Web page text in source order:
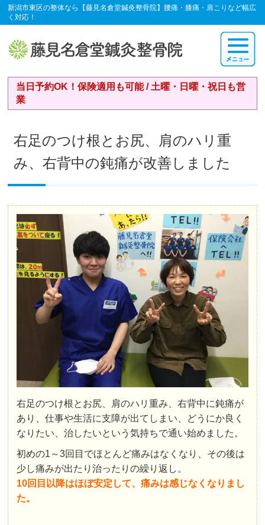
新潟市東区の整体なら【藤見名倉堂鍼灸整骨院】腰痛・膝痛・肩こりなど幅広
く対応！
当日予約OK！保険適用も可能 / 土曜・日曜・祝日も営
業
右足のつけ根とお尻、肩のハリ重
み、右背中の鈍痛が改善しました
右足のつけ根とお尻、肩のハリ重み、右背中に鈍痛が
あり、仕事や生活に支障が出てしまい、どうにか良く
なりたい、治したいという気持ちで通い始めました。
初めの1～3回目でほとんど痛みはなくなり、その後は
少し痛みが出たり治ったりの繰り返し。
10回目以降はほぼ安定して、痛みは感じなくなりまし
た。